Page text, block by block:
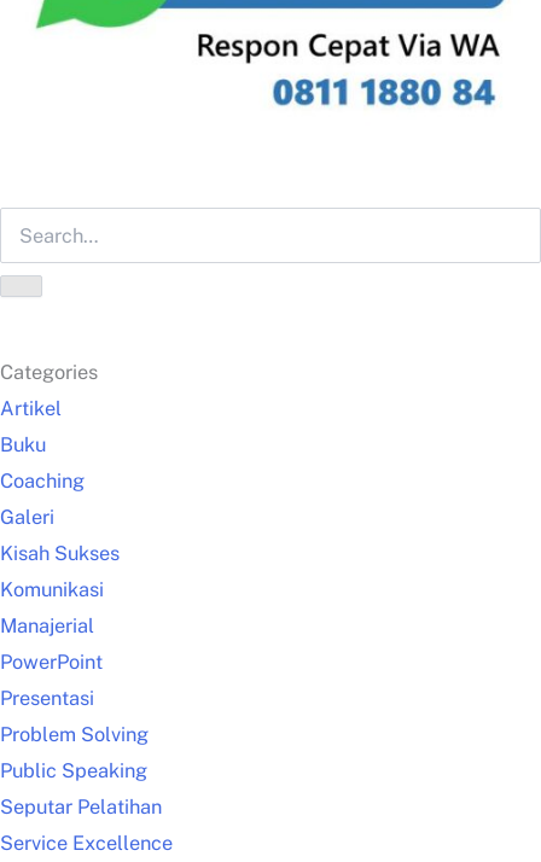
Categories
Artikel
Buku
Coaching
Galeri
Kisah Sukses
Komunikasi
Manajerial
PowerPoint
Presentasi
Problem Solving
Public Speaking
Seputar Pelatihan
Service Excellence